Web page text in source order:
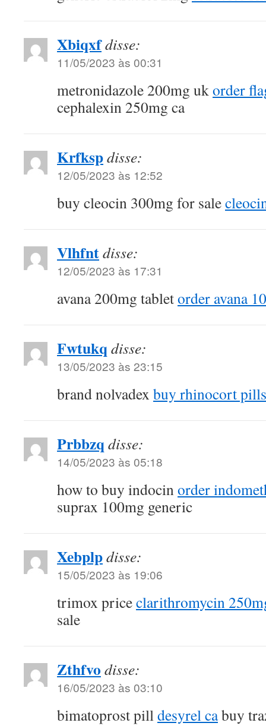
Xbiqxfdisse:
11/05/2023 às 00:31
metronidazole 200mg uk order
cephalexin 250mg ca
Krfkspdisse:
12/05/2023 às 12:52
buy cleocin 300mg for sale
Vlhfntdisse:
12/05/2023 às 17:31
avana 200mg tabletorder avana
Fwtukq disse:
13/05/2023 às 23:15
brand nolvadex buy rhinocort pills
Prbbzq disse:
14/05/2023 às 05:18
how to buy indocin order
suprax 100mg generic
Xebplpdisse:
15/05/2023 às 19:06
trimox priceclarithromycin
sale
Zthfvo disse:
16/05/2023 às 03:10
bimatoprost pill desyrel cabuy